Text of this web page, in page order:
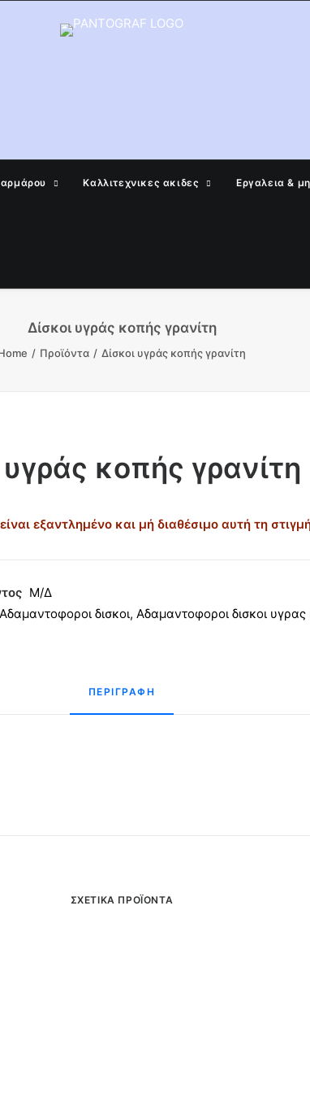
Καλλιτεχνικες ακιδες Εργαλεια &
Δίσκοι υγράς κοπής γρανίτη
Προϊόντα Δίσκοι υγράς κοπής γρανίτη
υγράς κοπής γρανίτη
εξαντλημένο και μή διαθέσιμο αυτή τη
Μ/Δ
Αδαμαντοφοροι δισκοι, Αδαμαντοφοροι δισκοι
ΠΕΡΙΓΡΑΦΉ
ΣΧΕΤΙΚΆ ΠΡΟΪΌΝΤΑ